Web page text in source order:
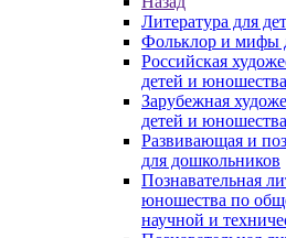
Литература для
Фольклор и мифы
Российская
детей и юношества
Зарубежная
детей и юношества
Развивающая и
для дошкольников
Познавательная
юношества по
научной и